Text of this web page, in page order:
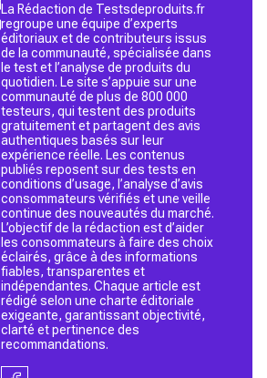
La Rédaction de Testsdeproduits.fr
regroupe une équipe d’experts
éditoriaux et de contributeurs issus
de la communauté, spécialisée dans
le test et l’analyse de produits du
quotidien. Le site s’appuie sur une
communauté de plus de 800 000
testeurs, qui testent des produits
gratuitement et partagent des avis
authentiques basés sur leur
expérience réelle. Les contenus
publiés reposent sur des tests en
conditions d’usage, l’analyse d’avis
consommateurs vérifiés et une veille
continue des nouveautés du marché.
L’objectif de la rédaction est d’aider
les consommateurs à faire des choix
éclairés, grâce à des informations
fiables, transparentes et
indépendantes. Chaque article est
rédigé selon une charte éditoriale
exigeante, garantissant objectivité,
clarté et pertinence des
recommandations.